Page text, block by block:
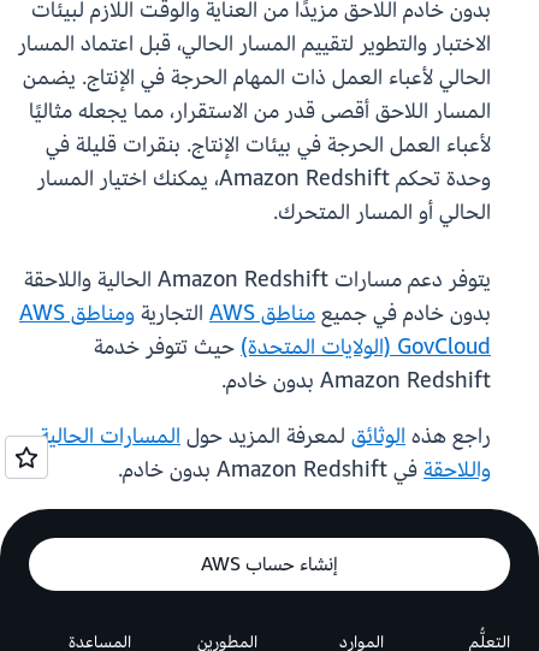
بدون خادم اللاحق مزيدًا من العناية والوقت اللازم لبيئات
الاختبار والتطوير لتقييم المسار الحالي، قبل اعتماد المسار
الحالي لأعباء العمل ذات المهام الحرجة في الإنتاج. يضمن
المسار اللاحق أقصى قدر من الاستقرار، مما يجعله مثاليًا
لأعباء العمل الحرجة في بيئات الإنتاج. بنقرات قليلة في
وحدة تحكم Amazon Redshift، يمكنك اختيار المسار
الحالي أو المسار المتحرك.
يتوفر دعم مسارات Amazon Redshift الحالية واللاحقة
بدون خادم في جميعمناطق AWS التجارية
ومناطق AWS
GovCloud (الولايات المتحدة)
حيث تتوفر خدمة
Amazon Redshift بدون خادم.
راجع هذهالوثائق لمعرفة المزيد حولالمسارات الحالية
واللاحقةفي Amazon Redshift بدون خادم.
إنشاء حساب AWS
التعلُّم الموارد المطورين المساعدة